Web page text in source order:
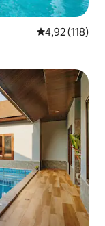
Évaluation
4,92 (118)